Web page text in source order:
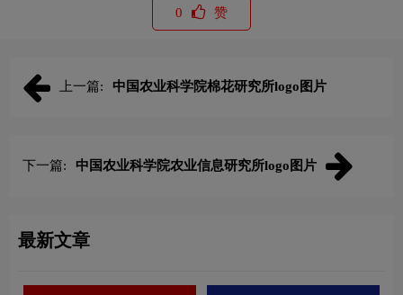
0 赞
上一篇: 中国农业科学院棉花研究所logo图片
下一篇: 中国农业科学院农业信息研究所logo图片
最新文章